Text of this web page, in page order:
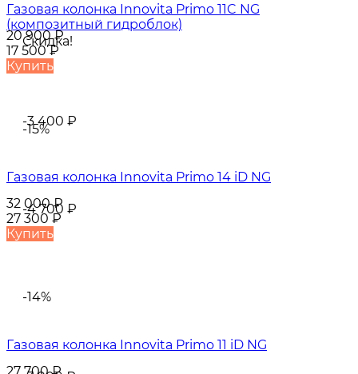
Скидка!
-3 400 ₽
Газовая колонка Innovita Primo 11C NG
(композитный гидроблок)
20 900₽
17 500₽
Купить
-15%
-4 700 ₽
Газовая колонка Innovita Primo 14 iD NG
32 000₽
27 300₽
Купить
-14%
Газовая колонка Innovita Primo 11 iD NG